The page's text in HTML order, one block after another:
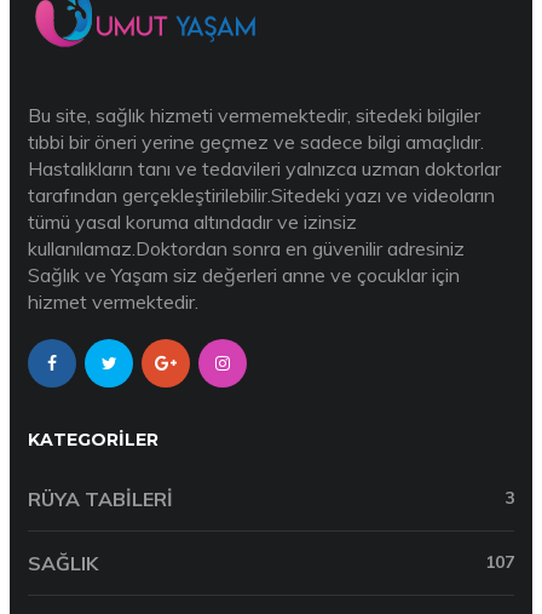
Bu site, sağlık hizmeti vermemektedir, sitedeki bilgiler
tıbbi bir öneri yerine geçmez ve sadece bilgi amaçlıdır.
Hastalıkların tanı ve tedavileri yalnızca uzman doktorlar
tarafından gerçekleştirilebilir.Sitedeki yazı ve videoların
tümü yasal koruma altındadır ve izinsiz
kullanılamaz.Doktordan sonra en güvenilir adresiniz
Sağlık ve Yaşam siz değerleri anne ve çocuklar için
hizmet vermektedir.
KATEGORILER
RÜYA TABILERI 3
SAĞLIK 107